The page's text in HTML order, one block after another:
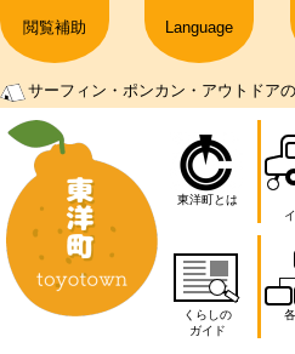
閲覧補助 Language
サーフィン・ポンカン・アウトドア
東洋町とは
くらしの
ガイド